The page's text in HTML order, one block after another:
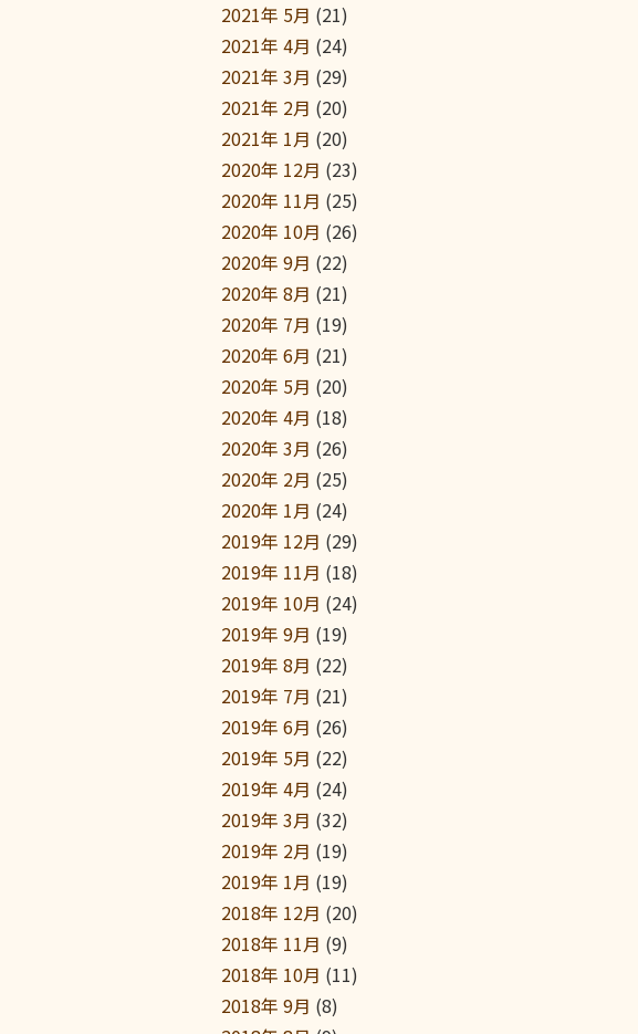
2021年 5月 (21)
2021年 4月 (24)
2021年 3月 (29)
2021年 2月 (20)
2021年 1月 (20)
2020年 12月 (23)
2020年 11月 (25)
2020年 10月 (26)
2020年 9月 (22)
2020年 8月 (21)
2020年 7月 (19)
2020年 6月 (21)
2020年 5月 (20)
2020年 4月 (18)
2020年 3月 (26)
2020年 2月 (25)
2020年 1月 (24)
2019年 12月 (29)
2019年 11月 (18)
2019年 10月 (24)
2019年 9月 (19)
2019年 8月 (22)
2019年 7月 (21)
2019年 6月 (26)
2019年 5月 (22)
2019年 4月 (24)
2019年 3月 (32)
2019年 2月 (19)
2019年 1月 (19)
2018年 12月 (20)
2018年 11月 (9)
2018年 10月 (11)
2018年 9月 (8)